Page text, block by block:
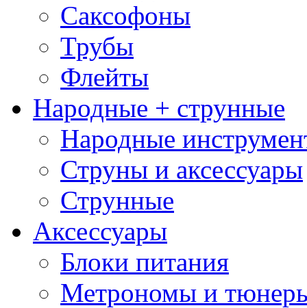
Саксофоны
Трубы
Флейты
Народные + струнные
Народные
Струны и аксессуары
Струнные
Аксессуары
Блоки питания
Метрономы и